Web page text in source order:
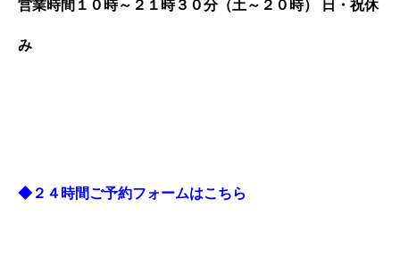
営業時間１０時～２１時３０分（土～２０時） 日・祝休
み
◆２４時間ご予約フォームはこちら